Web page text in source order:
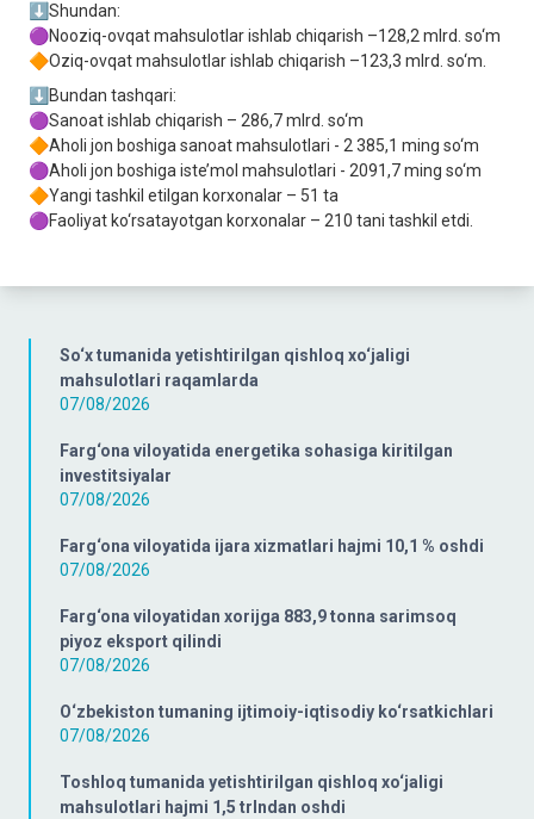
So‘x tumanida yetishtirilgan qishloq xo‘jaligi
mahsulotlari raqamlarda
07/08/2026
Farg‘ona viloyatida energetika sohasiga kiritilgan
investitsiyalar
07/08/2026
Farg‘ona viloyatida ijara xizmatlari hajmi 10,1 % oshdi
07/08/2026
Farg‘ona viloyatidan xorijga 883,9 tonna sarimsoq
piyoz eksport qilindi
07/08/2026
O‘zbekiston tumaning ijtimoiy-iqtisodiy ko‘rsatkichlari
07/08/2026
Toshloq tumanida yetishtirilgan qishloq xo‘jaligi
mahsulotlari hajmi 1,5 trlndan oshdi
⬇️Shundan:
🟣Nooziq-ovqat mahsulotlar ishlab chiqarish –128,2 mlrd. so‘m
🔶Oziq-ovqat mahsulotlar ishlab chiqarish –123,3 mlrd. so‘m.
⬇️Bundan tashqari:
🟣Sanoat ishlab chiqarish – 286,7 mlrd. so‘m
🔶Aholi jon boshiga sanoat mahsulotlari - 2 385,1 ming so‘m
🟣Aholi jon boshiga iste’mol mahsulotlari - 2091,7 ming so‘m
🔶Yangi tashkil etilgan korxonalar – 51 ta
🟣Faoliyat ko‘rsatayotgan korxonalar – 210 tani tashkil etdi.